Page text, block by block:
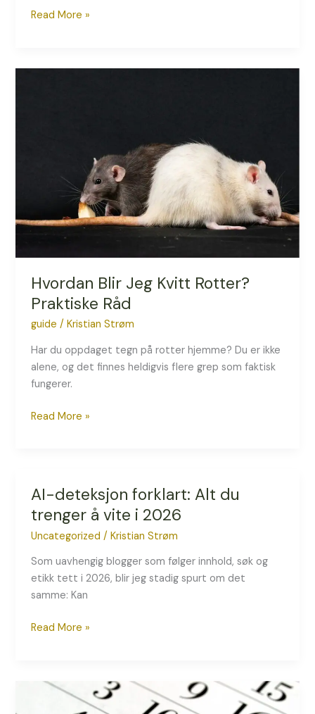
Read More »
Hvordan Blir Jeg Kvitt Rotter?
Praktiske Råd
guide /Kristian Strøm
Har du oppdaget tegn på rotter hjemme? Du er ikke
alene, og det finnes heldigvis flere grep som faktisk
fungerer.
Read More »
AI-deteksjon forklart: Alt du
trenger å vite i 2026
Uncategorized /Kristian Strøm
Som uavhengig blogger som følger innhold, søk og
etikk tett i 2026, blir jeg stadig spurt om det
samme: Kan
AI-
deteksjon
forklart:
Alt
du
trenger
å
iRead More »
Hvorfor